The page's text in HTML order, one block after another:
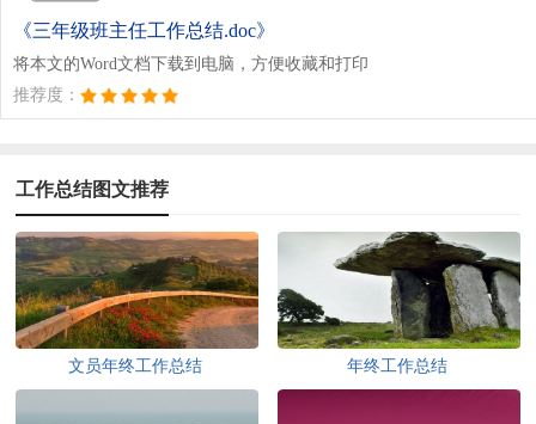
《三年级班主任工作总结.doc》
将本文的Word文档下载到电脑，方便收藏和打印
推荐度：
工作总结图文推荐
文员年终工作总结 年终工作总结